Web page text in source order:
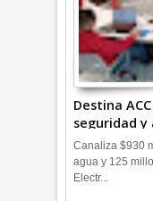
Destina
seguridad y
+Video
Canaliza $930
agua y 125
Electr...